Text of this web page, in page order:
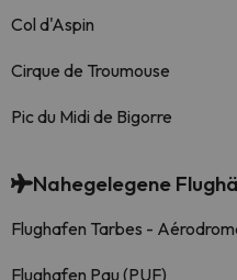
Col d'Aspin
Cirque de Troumouse
Pic du Midi de Bigorre
Nahegelegene
Flughafen Tarbes -
Flughafen Pau (PUF)